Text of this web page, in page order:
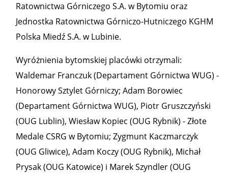
Ratownictwa Górniczego S.A. w Bytomiu oraz
Jednostka Ratownictwa Górniczo-Hutniczego KGHM
Polska Miedź S.A. w Lubinie.
Wyróżnienia bytomskiej placówki otrzymali:
Waldemar Franczuk (Departament Górnictwa WUG) -
Honorowy Sztylet Górniczy; Adam Borowiec
(Departament Górnictwa WUG), Piotr Gruszczyński
(OUG Lublin), Wiesław Kopiec (OUG Rybnik) - Złote
Medale CSRG w Bytomiu; Zygmunt Kaczmarczyk
(OUG Gliwice), Adam Koczy (OUG Rybnik), Michał
Prysak (OUG Katowice) i Marek Szyndler (OUG